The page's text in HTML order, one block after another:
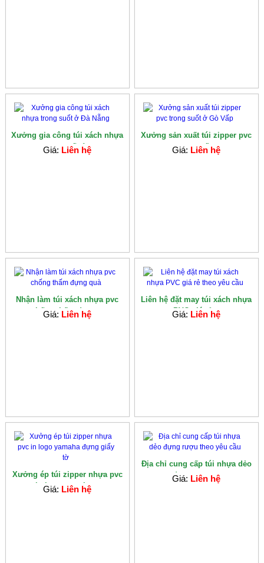
Xưởng gia công túi xách nhựa
trong suốt ở...
Giá: Liên hệ
Xưởng sản xuất túi zipper pvc
trong suốt...
Giá: Liên hệ
Nhận làm túi xách nhựa pvc
chống thấm đựng...
Giá: Liên hệ
Liên hệ đặt may túi xách nhựa
PVC giá rẻ...
Giá: Liên hệ
Xưởng ép túi zipper nhựa pvc
in logo yamaha...
Giá: Liên hệ
Địa chỉ cung cấp túi nhựa dẻo
đựng rượu...
Giá: Liên hệ